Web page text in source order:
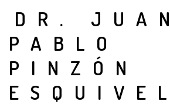
INTERVENCIONES
LABORATORIO
PLANTAE Y FAUNA
FICHAS
DR. JUAN
PABLO
PINZÓN
ESQUIVEL